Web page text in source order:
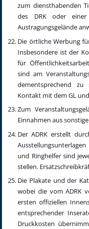
zum diensthabenden
des DRK oder
Austragungsgelände
Die örtliche Werbung
Insbesondere ist der
für
sind am
dementsprechend zu
Kontakt mit dem GL
Zum
Einnahmen aus
Der ADRK erstellt
und Ringhelfer sind
stellen.
Die Plakate und der
wobei die vom ADRK
ersten offiziellen
entsprechender
Druckkosten